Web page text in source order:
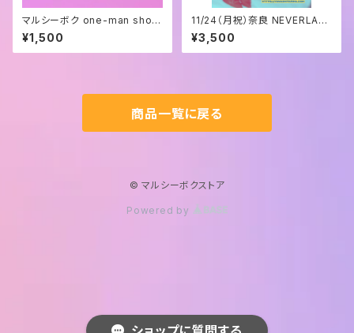
マルシーボク one-man show
"愛されたいより愛したい" キー
ホルダー
¥1,500
11/24（月祝）奈良 NEVERLAN
D やましたりな birthday&初奈
良ホールワンマン応援企画 "ME
ETOO special"
¥3,500
商品一覧に戻る
© マルシーボクストア
Powered by